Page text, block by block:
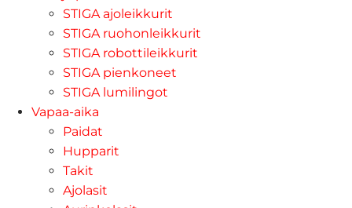
STIGA ajoleikkurit
STIGA ruohonleikkurit
STIGA robottileikkurit
STIGA pienkoneet
STIGA lumilingot
Vapaa-aika
Paidat
Hupparit
Takit
Ajolasit